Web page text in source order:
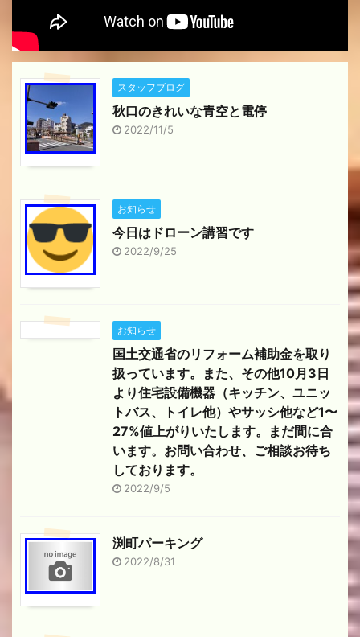
スタッフブログ
秋口のきれいな青空と電停
2022/11/5
お知らせ
今日はドローン講習です
2022/9/25
お知らせ
国土交通省のリフォーム補助金を取り
扱っています。また、その他10月3日
より住宅設備機器（キッチン、ユニッ
トバス、トイレ他）やサッシ他など1〜
27%値上がりいたします。まだ間に合
います。お問い合わせ、ご相談お待ち
しております。
2022/9/5
渕町パーキング
2022/8/31